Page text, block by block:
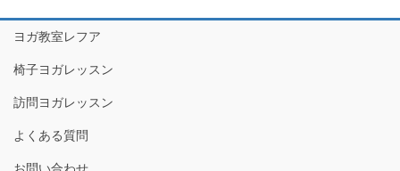
ヨガ教室レフア
椅子ヨガレッスン
訪問ヨガレッスン
よくある質問
お問い合わせ